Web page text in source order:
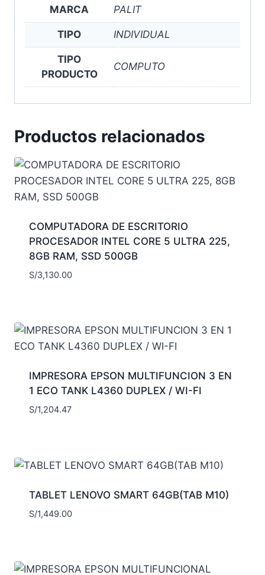
MARCA PALIT
TIPO INDIVIDUAL
TIPO
PRODUCTO
COMPUTO
Productos relacionados
COMPUTADORA DE ESCRITORIO
PROCESADOR INTEL CORE 5 ULTRA 225,
8GB RAM, SSD 500GB
S/3,130.00
IMPRESORA EPSON MULTIFUNCION 3 EN
1 ECO TANK L4360 DUPLEX / WI-FI
S/1,204.47
TABLET LENOVO SMART 64GB(TAB M10)
S/1,449.00